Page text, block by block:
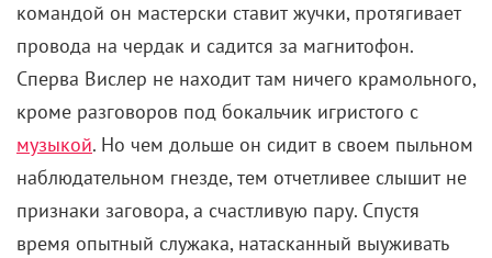
командой он мастерски ставит жучки, протягивает
провода на чердак и садится за магнитофон.
Сперва Вислер не находит там ничего крамольного,
кроме разговоров под бокальчик игристого с
музыкой. Но чем дольше он сидит в своем пыльном
наблюдательном гнезде, тем отчетливее слышит не
признаки заговора, а счастливую пару. Спустя
время опытный служака, натасканный выуживать